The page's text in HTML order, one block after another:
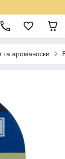
та аромавоски